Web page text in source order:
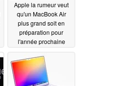
Apple la rumeur veut
qu'un MacBook Air
plus grand soit en
préparation pour
l'année prochaine